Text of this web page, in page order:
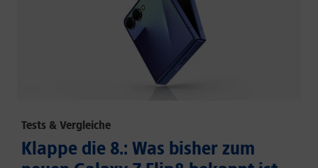
Tests & Vergleiche
Klappe die 8.: Was bisher zum